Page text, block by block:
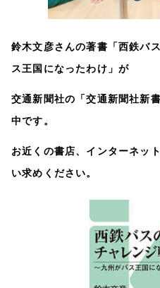
鈴木文彦さんの著書「西鉄バ
ス王国になったわけ」が
交通新聞社の「交通新聞社新
中です。
お近くの書店、インターネッ
い求めください。